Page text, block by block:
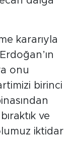
kararıyla
onu
birinci
ve
iktidar